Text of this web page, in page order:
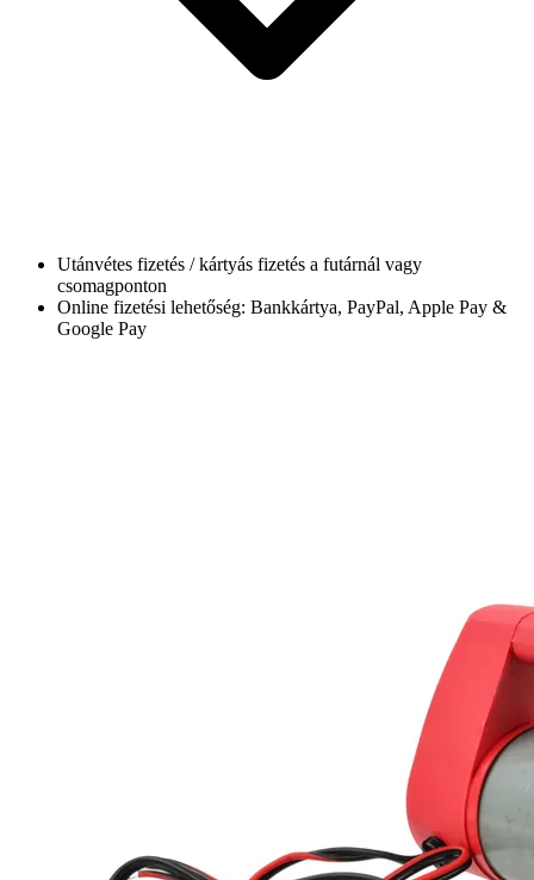
Utánvétes fizetés / kártyás fizetés a futárnál vagy
csomagponton
Online fizetési lehetőség: Bankkártya, PayPal, Apple Pay &
Google Pay